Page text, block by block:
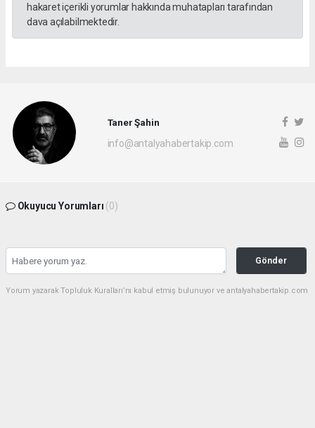
hakaret içerikli yorumlar hakkında muhatapları tarafından
dava açılabilmektedir.
Taner Şahin
info@antalyahabertakip.com
Okuyucu Yorumları (0)
Gönder
Yorum yazarak Topluluk Kuralları’nı kabul etmiş bulunuyor ve antalyahabertakip.com